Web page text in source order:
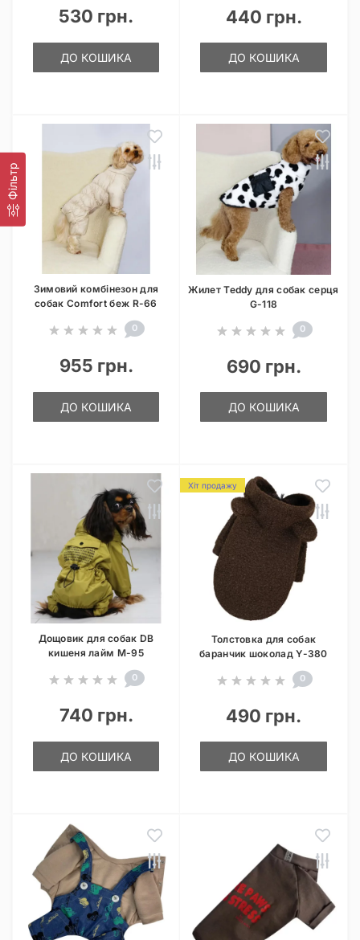
Фільтр
530 грн.
ДО КОШИКА
440 грн.
ДО КОШИКА
Зимовий комбінезон для
собак Comfort беж R-66
0
955 грн.
ДО КОШИКА
Жилет Teddy для собак серця
G-118
0
690 грн.
ДО КОШИКА
Дощовик для собак DB
кишеня лайм M-95
0
740 грн.
ДО КОШИКА
Хіт продажу
Толстовка для собак
баранчик шоколад Y-380
0
490 грн.
ДО КОШИКА